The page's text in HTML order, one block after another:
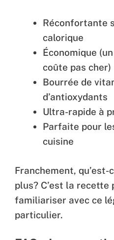
Réconfortante
calorique
Économique
coûte pas cher)
Bourrée de
d’antioxydants
Ultra-rapide à
Parfaite pour
cuisine
Franchement, qu’est-
plus? C’est la
familiariser avec ce
particulier.